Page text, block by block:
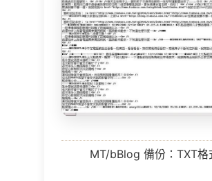
MT/bBlog 備份：TXT格